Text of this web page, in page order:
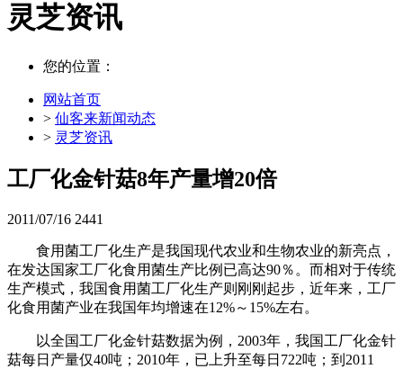
灵芝资讯
您的位置：
网站首页
> 仙客来新闻动态
> 灵芝资讯
工厂化金针菇8年产量增20倍
2011/07/16 2441
食用菌工厂化生产是我国现代农业和生物农业的新亮点，
在发达国家工厂化食用菌生产比例已高达90％。而相对于传统
生产模式，我国食用菌工厂化生产则刚刚起步，近年来，工厂
化食用菌产业在我国年均增速在12%～15%左右。
以全国工厂化金针菇数据为例，2003年，我国工厂化金针
菇每日产量仅40吨；2010年，已上升至每日722吨；到2011